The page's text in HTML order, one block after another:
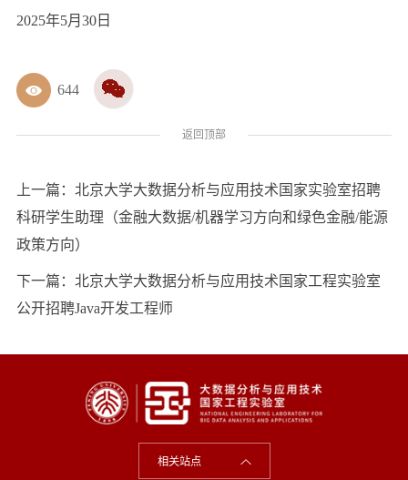
644
2025年5月30日
返回顶部
上一篇： 北京大学大数据分析与应用技术国家实验室招聘
科研学生助理（金融大数据/机器学习方向和绿色金融/能源
政策方向）
下一篇： 北京大学大数据分析与应用技术国家工程实验室
公开招聘Java开发工程师
相关站点